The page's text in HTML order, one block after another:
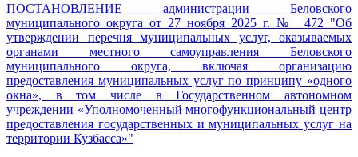
ПОСТАНОВЛЕНИЕ администрации Беловского
муниципального округа от 27 ноября 2025 г. № 472 "Об
утверждении перечня муниципальных услуг, оказываемых
органами местного самоуправления Беловского
муниципального округа, включая организацию
предоставления муниципальных услуг по принципу «одного
окна», в том числе в Государственном автономном
учреждении «Уполномоченный многофункциональный центр
предоставления государственных и муниципальных услуг на
территории Кузбасса»"